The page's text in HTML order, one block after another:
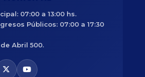
07:00 a 13:00 hs.
Públicos: 07:00 a 17:30
Abril 500.